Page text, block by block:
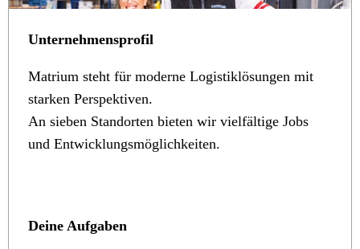
Du suchst eine Aufgabe mit Verantwortung, Perspektive
Unternehmensprofil
Matrium steht für moderne Logistiklösungen mit
starken Perspektiven.
An sieben Standorten bieten wir vielfältige Jobs
und Entwicklungsmöglichkeiten.
Deine Aufgaben